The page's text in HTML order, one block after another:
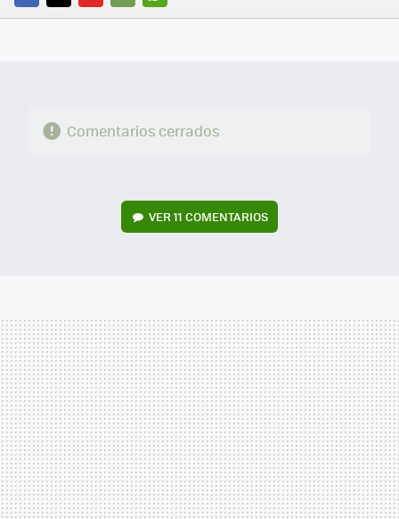
FACEBOOK
TWITTERFLIPBOARD
E-
WHATSAPP
Comentarios cerrados
VER11 COMENTARIOS